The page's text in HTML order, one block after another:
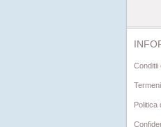
Conditii
Politica